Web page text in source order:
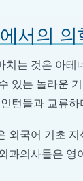
서의 의
치는 것은 아
있는 놀라운
턴들과 교류
외국어 기초
과의사들은